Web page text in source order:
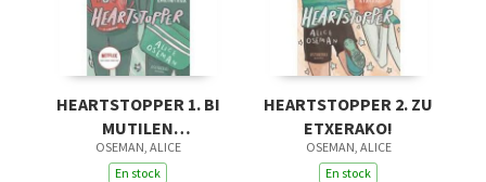
HEARTSTOPPER 1. BI
MUTILEN
ENKONTRUA
OSEMAN, ALICE
En stock
HEARTSTOPPER 2. ZU
ETXERAKO!
OSEMAN, ALICE
En stock